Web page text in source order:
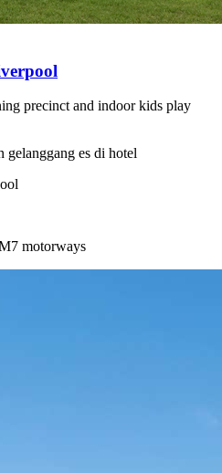
precinct and indoor kids play
gelanggang es di hotel
motorways